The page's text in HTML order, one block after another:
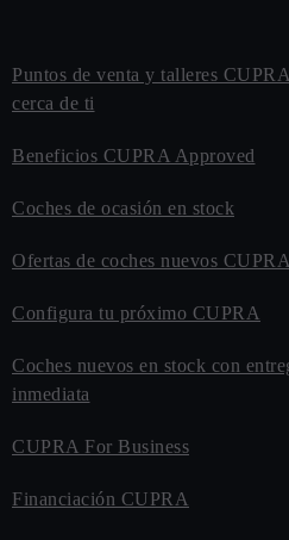
Puntos de venta y talleres CUPRA
cerca de ti
Beneficios CUPRA Approved
Coches de ocasión en stock
Ofertas de coches nuevos CUPRA
Configura tu próximo CUPRA
Coches nuevos en stock con
inmediata
CUPRA For Business
Financiación CUPRA